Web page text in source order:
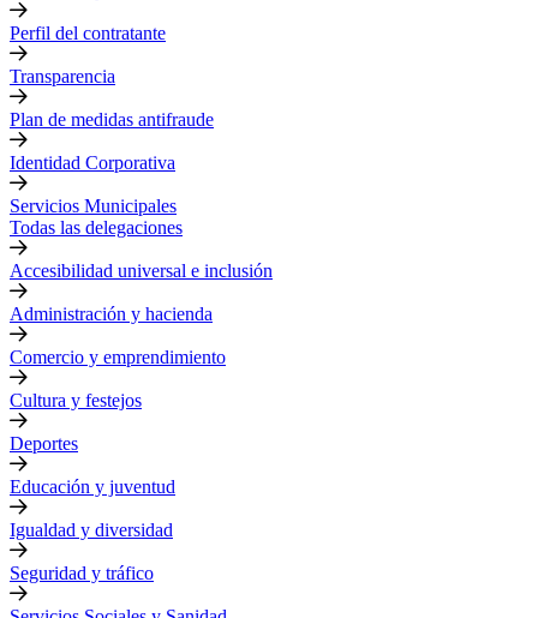
Perfil del contratante
Transparencia
Plan de medidas antifraude
Identidad Corporativa
Servicios Municipales
Todas las delegaciones
Accesibilidad universal e inclusión
Administración y hacienda
Comercio y emprendimiento
Cultura y festejos
Deportes
Educación y juventud
Igualdad y diversidad
Seguridad y tráfico